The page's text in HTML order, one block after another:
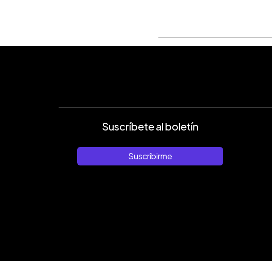
Suscríbete al boletín
Suscribirme